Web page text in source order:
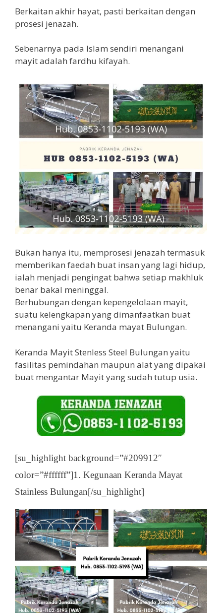
Berkaitan akhir hayat, pasti berkaitan dengan
prosesi jenazah.
Sebenarnya pada Islam sendiri menangani
mayit adalah fardhu kifayah.
Bukan hanya itu, memprosesi jenazah termasuk
memberikan faedah buat insan yang lagi hidup,
ialah menjadi pengingat bahwa setiap makhluk
benar bakal meninggal.
Berhubungan dengan kepengelolaan mayit,
suatu kelengkapan yang dimanfaatkan buat
menangani yaitu Keranda mayat Bulungan.
Keranda Mayit Stenless Steel Bulungan yaitu
fasilitas pemindahan maupun alat yang dipakai
buat mengantar Mayit yang sudah tutup usia.
[su_highlight background=”#209912″
color=”#ffffff”]1. Kegunaan Keranda Mayat
Stainless Bulungan[/su_highlight]